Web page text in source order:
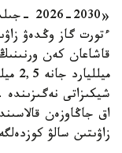
ءتورت گاز وڭدەۋ
زاۋىتىن سالۋ